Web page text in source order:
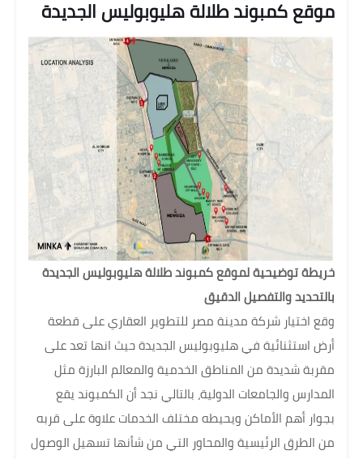
موقع كمبوند طلالة هليوبوليس الجديدة
خريطة توضيحية لموقع كمبوند طلالة هليوبوليس الجديدة
بالتحديد والتفصيل الدقيق
وقع اختيار شركة مدينة مصر للتطوير العقاري على قطعة
أرض استثنائية في هليوبوليس الجديدة حيث انها تعد على
مقربة شديدة من المناطق الخدمية والمعالم البارزة مثل
المدارس والجامعات الدولية، بالتالي نجد أن الكمبوند يقع
بجوار أهم الأماكن ويحيطه مختلف الخدمات علاوة على قربه
من الطرق الرئيسية والمحاور التي من شأنها تسهيل الوصول